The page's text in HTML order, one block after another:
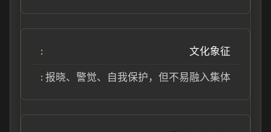
文化象征
报晓、警觉、自我保护，但不易融入集体